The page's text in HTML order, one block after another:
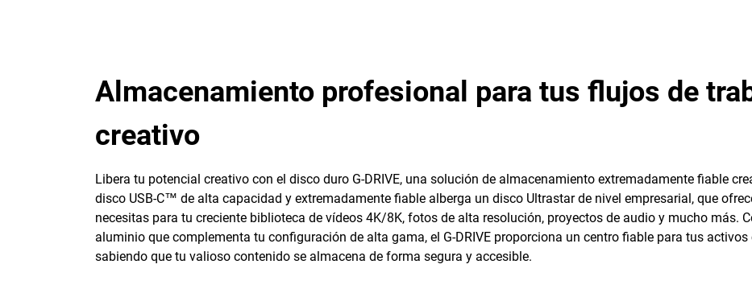
Almacenamiento profesional para tus flujos de
creativo
Libera tu potencial creativo con el disco duro G-DRIVE, una solución de almacenamiento extremadamente fiable
disco USB-C™ de alta capacidad y extremadamente fiable alberga un disco Ultrastar de nivel empresarial, que
necesitas para tu creciente biblioteca de vídeos 4K/8K, fotos de alta resolución, proyectos de audio y mucho más.
aluminio que complementa tu configuración de alta gama, el G-DRIVE proporciona un centro fiable para tus
sabiendo que tu valioso contenido se almacena de forma segura y accesible.